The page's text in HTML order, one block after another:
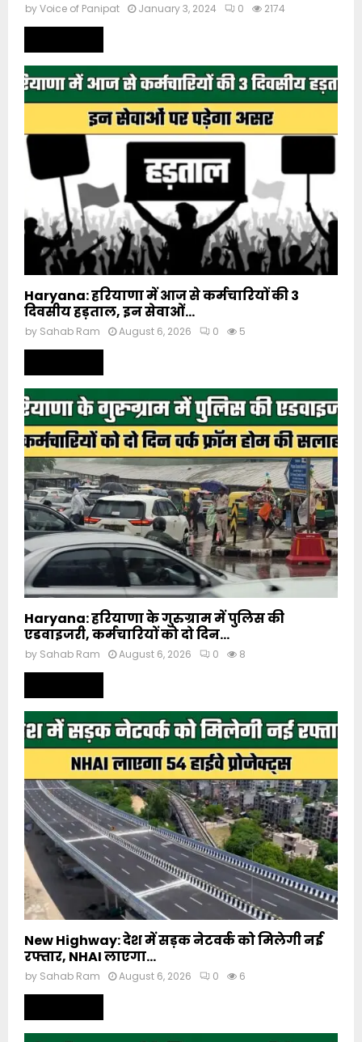
byVoice of Panipat January 3, 2024 0 2174
Haryana: हरियाणा में आज से कर्मचारियों की 3
दिवसीय हड़ताल, इन सेवाओं...
by Sahab Ram August 6, 2026 0 5
Haryana: हरियाणा के गुरुग्राम में पुलिस की
एडवाइजरी, कर्मचारियों को दो दिन...
by Sahab Ram August 6, 2026 0 8
New Highway: देश में सड़क नेटवर्क को मिलेगी नई
रफ्तार, NHAI लाएगा...
by Sahab Ram August 6, 2026 0 6